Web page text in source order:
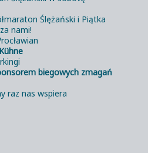
Ślężański i Piątka
nami!
Kühne
biegowych zmagań
raz nas wspiera